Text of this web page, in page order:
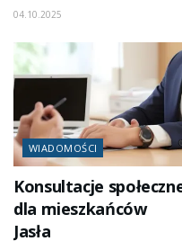
04.10.2025
WIADOMOŚCI
Konsultacje
dla mieszkańców
Jasła